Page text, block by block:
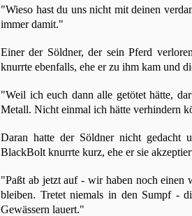
"Wieso hast du uns nicht mit deinen
immer damit."
Einer der Söldner, der sein Pferd
knurrte ebenfalls, ehe er zu ihm kam und
"Weil ich euch dann alle getötet hätte,
Metall. Nicht einmal ich hätte verhindern
Daran hatte der Söldner nicht gedacht
BlackBolt knurrte kurz, ehe er sie
"Paßt ab jetzt auf - wir haben noch einen
bleiben. Tretet niemals in den Sumpf -
Gewässern lauert."